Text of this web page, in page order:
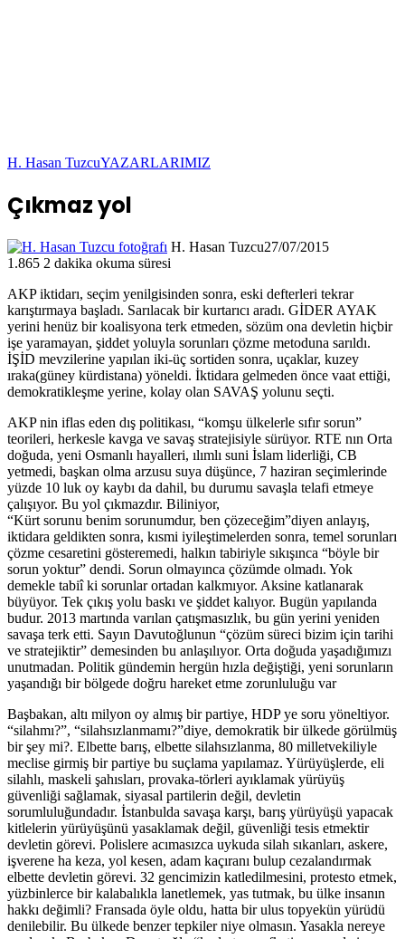
H. Hasan TuzcuYAZARLARIMIZ
Çıkmaz yol
H. Hasan Tuzcu27/07/2015
1.865 2 dakika okuma süresi
AKP iktidarı, seçim yenilgisinden sonra, eski defterleri tekrar
karıştırmaya başladı. Sarılacak bir kurtarıcı aradı. GİDER AYAK
yerini henüz bir koalisyona terk etmeden, sözüm ona devletin hiçbir
işe yaramayan, şiddet yoluyla sorunları çözme metoduna sarıldı.
İŞİD mevzilerine yapılan iki-üç sortiden sonra, uçaklar, kuzey
ıraka(güney kürdistana) yöneldi. İktidara gelmeden önce vaat ettiği,
demokratikleşme yerine, kolay olan SAVAŞ yolunu seçti.
AKP nin iflas eden dış politikası, “komşu ülkelerle sıfır sorun”
teorileri, herkesle kavga ve savaş stratejisiyle sürüyor. RTE nın Orta
doğuda, yeni Osmanlı hayalleri, ılımlı suni İslam liderliği, CB
yetmedi, başkan olma arzusu suya düşünce, 7 haziran seçimlerinde
yüzde 10 luk oy kaybı da dahil, bu durumu savaşla telafi etmeye
çalışıyor. Bu yol çıkmazdır. Biliniyor,
“Kürt sorunu benim sorunumdur, ben çözeceğim”diyen anlayış,
iktidara geldikten sonra, kısmi iyileştimelerden sonra, temel sorunları
çözme cesaretini gösteremedi, halkın tabiriyle sıkışınca “böyle bir
sorun yoktur” dendi. Sorun olmayınca çözümde olmadı. Yok
demekle tabiî ki sorunlar ortadan kalkmıyor. Aksine katlanarak
büyüyor. Tek çıkış yolu baskı ve şiddet kalıyor. Bugün yapılanda
budur. 2013 martında varılan çatışmasızlık, bu gün yerini yeniden
savaşa terk etti. Sayın Davutoğlunun “çözüm süreci bizim için tarihi
ve stratejiktir” demesinden bu anlaşılıyor. Orta doğuda yaşadığımızı
unutmadan. Politik gündemin hergün hızla değiştiği, yeni sorunların
yaşandığı bir bölgede doğru hareket etme zorunluluğu var
Başbakan, altı milyon oy almış bir partiye, HDP ye soru yöneltiyor.
“silahmı?”, “silahsızlanmamı?”diye, demokratik bir ülkede görülmüş
bir şey mi?. Elbette barış, elbette silahsızlanma, 80 milletvekiliyle
meclise girmiş bir partiye bu suçlama yapılamaz. Yürüyüşlerde, eli
silahlı, maskeli şahısları, provaka-törleri ayıklamak yürüyüş
güvenliği sağlamak, siyasal partilerin değil, devletin
sorumluluğundadır. İstanbulda savaşa karşı, barış yürüyüşü yapacak
kitlelerin yürüyüşünü yasaklamak değil, güvenliği tesis etmektir
devletin görevi. Polislere acımasızca uykuda silah sıkanları, askere,
işverene ha keza, yol kesen, adam kaçıranı bulup cezalandırmak
elbette devletin görevi. 32 gencimizin katledilmesini, protesto etmek,
yüzbinlerce bir kalabalıkla lanetlemek, yas tutmak, bu ülke insanın
hakkı değimli? Fransada öyle oldu, hatta bir ulus topyekün yürüdü
denilebilir. Bu ülkede benzer tepkiler niye olmasın. Yasakla nereye